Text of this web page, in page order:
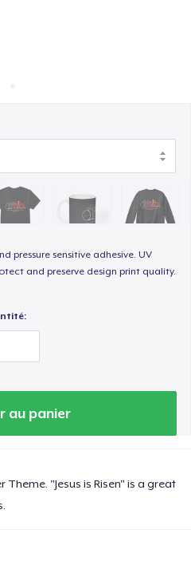
pressure sensitive adhesive. UV
and preserve design print quality.
au panier
"Jesus is Risen" is a great